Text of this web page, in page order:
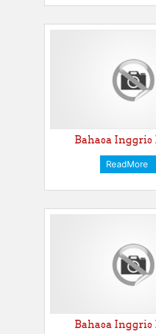
Bahasa Inggris
ReadMore
Bahasa Inggris